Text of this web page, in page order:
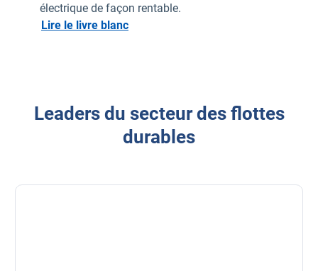
électrique de façon rentable.
Lire le livre blanc
Leaders du secteur des flottes
durables